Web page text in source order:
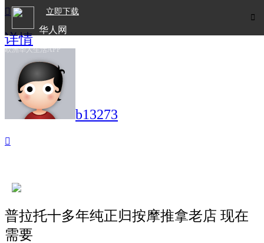

立即下载
华人网
欧洲华人生活APP

详情
b13273

普拉托十多年纯正归按摩推拿老店 现在
需要